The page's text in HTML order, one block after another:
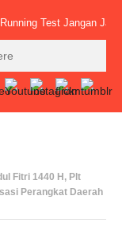
Test Jangan Jadi
Fitri 1440 H, Plt
Perangkat Daerah